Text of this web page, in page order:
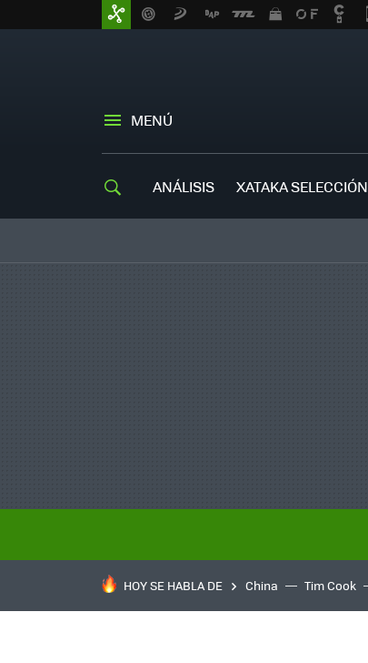
MENÚ
ANÁLISIS XATAKA SELECCIÓN
HOY SE HABLA DE China Tim Cook